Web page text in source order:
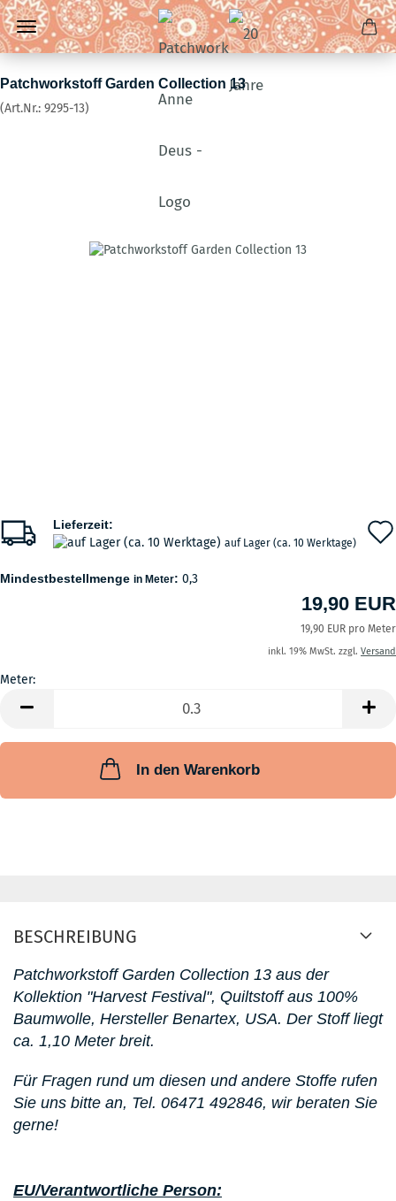
Patchworkstoff Garden Collection 13
(Art.Nr.: 9295-13)
Lieferzeit:
auf Lager (ca. 10 Werktage)
Mindestbestellmenge in Meter: 0,3
19,90 EUR
19,90 EUR pro Meter
inkl. 19% MwSt. zzgl. Versand
Meter:
In den Warenkorb
BESCHREIBUNG
Patchworkstoff Garden Collection 13 aus der
Kollektion "Harvest Festival", Quiltstoff aus 100%
Baumwolle, Hersteller Benartex, USA. Der Stoff liegt
ca. 1,10 Meter breit.
Für Fragen rund um diesen und andere Stoffe rufen
Sie uns bitte an, Tel. 06471 492846, wir beraten Sie
gerne!
EU/Verantwortliche Person: